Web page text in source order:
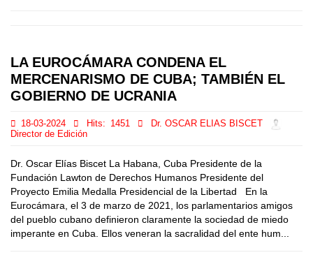
LA EUROCÁMARA CONDENA EL
MERCENARISMO DE CUBA; TAMBIÉN EL
GOBIERNO DE UCRANIA
18-03-2024 Hits: 1451
Dr. OSCAR ELIAS BISCET
Director de Edición
Dr. Oscar Elías Biscet La Habana, Cuba Presidente de la
Fundación Lawton de Derechos Humanos Presidente del
Proyecto Emilia Medalla Presidencial de la Libertad En la
Eurocámara, el 3 de marzo de 2021, los parlamentarios amigos
del pueblo cubano definieron claramente la sociedad de miedo
imperante en Cuba. Ellos veneran la sacralidad del ente hum...